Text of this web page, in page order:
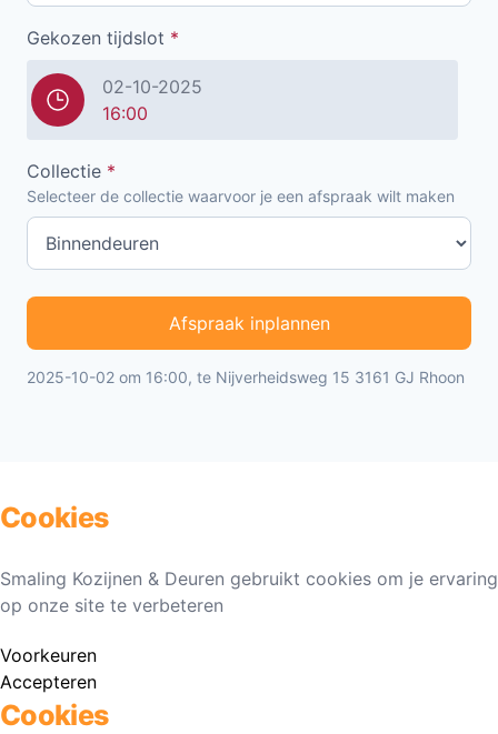
Gekozen tijdslot *
02-10-2025
16:00
Collectie *
Selecteer de collectie waarvoor je een afspraak wilt maken
Afspraak inplannen
2025-10-02 om 16:00, te Nijverheidsweg 15 3161 GJ Rhoon
Cookies
Smaling Kozijnen & Deuren gebruikt cookies om je ervaring
op onze site te verbeteren
Voorkeuren
Accepteren
Cookies